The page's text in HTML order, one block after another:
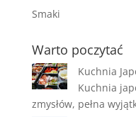
Smaki
Warto poczytać
Kuchnia
Kuchnia
zmysłów, pełna